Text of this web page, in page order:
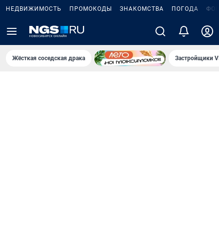
НЕДВИЖИМОСТЬ ПРОМОКОДЫ ЗНАКОМСТВА ПОГОДА
Жёсткая соседская драка Застройщики